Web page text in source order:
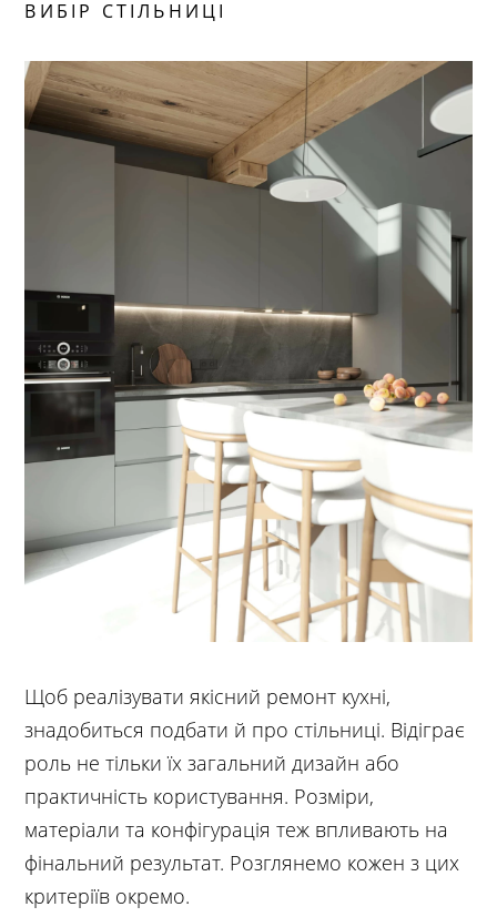
ВИБІР СТІЛЬНИЦІ
Щоб реалізувати якісний ремонт кухні,
знадобиться подбати й про стільниці. Відіграє
роль не тільки їх загальний дизайн або
практичність користування. Розміри,
матеріали та конфігурація теж впливають на
фінальний результат. Розглянемо кожен з цих
критеріїв окремо.